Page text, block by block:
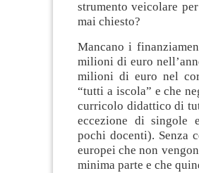
strumento veicolare
mai chiesto?
Mancano i
milioni di euro
milioni di euro nel
“tutti a iscola” e che
curricolo didattico di
eccezione di singole
pochi docenti). Senza
europei che non
minima parte e che